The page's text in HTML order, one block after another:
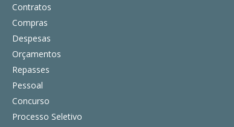
Contratos
Compras
Despesas
Orçamentos
Repasses
Pessoal
Concurso
Processo Seletivo